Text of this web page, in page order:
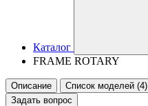
Каталог
FRAME ROTARY
Описание
Список моделей (4)
Задать вопрос